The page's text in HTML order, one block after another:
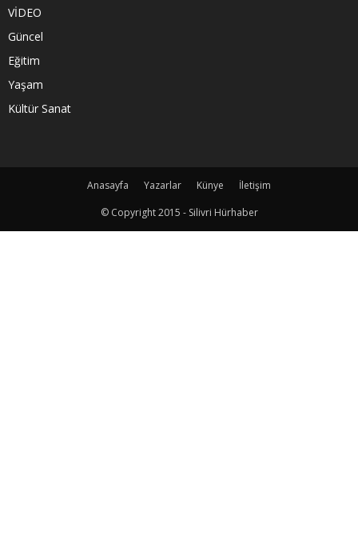
VİDEO
Güncel
Eğitim
Yaşam
Kültür Sanat
Anasayfa Yazarlar Künye
İletişim
© Copyright 2015 - Silivri Hürhaber